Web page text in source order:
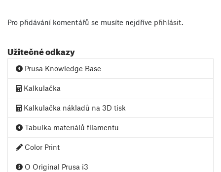
Pro přidávání komentářů se musíte nejdříve přihlásit.
Užitečné odkazy
Prusa Knowledge Base
Kalkulačka
Kalkulačka nákladů na 3D tisk
Tabulka materiálů filamentu
Color Print
O Original Prusa i3